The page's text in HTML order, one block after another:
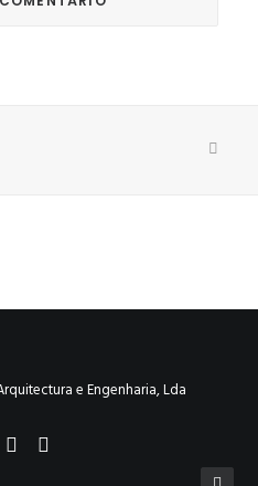
e Engenharia, Lda